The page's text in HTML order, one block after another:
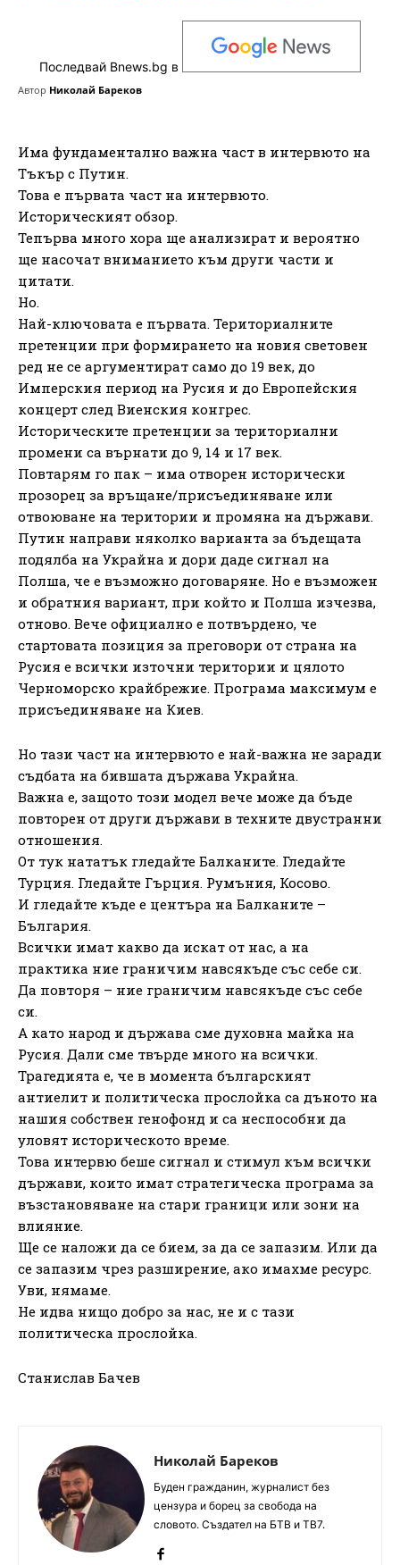
Последвай Bnews.bg в
Автор Николай Бареков
Има фундаментално важна част в интервюто на
Тъкър с Путин.
Това е първата част на интервюто.
Историческият обзор.
Тепърва много хора ще анализират и вероятно
ще насочат вниманието към други части и
цитати.
Но.
Най-ключовата е първата. Териториалните
претенции при формирането на новия световен
ред не се аргументират само до 19 век, до
Имперския период на Русия и до Европейския
концерт след Виенския конгрес.
Историческите претенции за териториални
промени са върнати до 9, 14 и 17 век.
Повтарям го пак – има отворен исторически
прозорец за връщане/присъединяване или
отвоюване на територии и промяна на държави.
Путин направи няколко варианта за бъдещата
подялба на Украйна и дори даде сигнал на
Полша, че е възможно договаряне. Но е възможен
и обратния вариант, при който и Полша изчезва,
отново. Вече официално е потвърдено, че
стартовата позиция за преговори от страна на
Русия е всички източни територии и цялото
Черноморско крайбрежие. Програма максимум е
присъединяване на Киев.
Но тази част на интервюто е най-важна не заради
съдбата на бившата държава Украйна.
Важна е, защото този модел вече може да бъде
повторен от други държави в техните двустранни
отношения.
От тук нататък гледайте Балканите. Гледайте
Турция. Гледайте Гърция. Румъния, Косово.
И гледайте къде е центъра на Балканите –
България.
Всички имат какво да искат от нас, а на
практика ние граничим навсякъде със себе си.
Да повторя – ние граничим навсякъде със себе
си.
А като народ и държава сме духовна майка на
Русия. Дали сме твърде много на всички.
Трагедията е, че в момента българският
антиелит и политическа прослойка са дъното на
нашия собствен генофонд и са неспособни да
уловят историческото време.
Това интервю беше сигнал и стимул към всички
държави, които имат стратегическа програма за
възстановяване на стари граници или зони на
влияние.
Ще се наложи да се бием, за да се запазим. Или да
се запазим чрез разширение, ако имахме ресурс.
Уви, нямаме.
Не идва нищо добро за нас, не и с тази
политическа прослойка.
Станислав Бачев
Николай Бареков
Буден гражданин, журналист без
цензура и борец за свобода на
словото. Създател на БТВ и ТВ7.